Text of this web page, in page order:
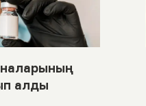
алды